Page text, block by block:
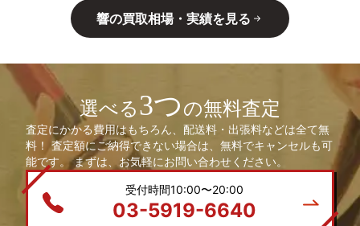
響の買取相場・実績を見る
選べる3つの無料査定
査定にかかる費用はもちろん、配送料・出張料などは全て無
料！ 査定額にご納得できない場合は、無料でキャンセルも可
能です。 まずは、お気軽にお問い合わせください。
受付時間10:00〜20:00
03-5919-6640